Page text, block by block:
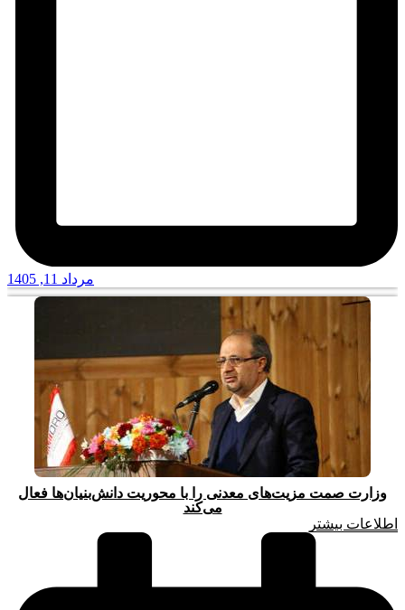
مرداد 11, 1405
وزارت صمت مزیت‌های معدنی را با محوریت دانش‌بنیان‌ها فعال
می‌کند
اطلاعات بیشتر